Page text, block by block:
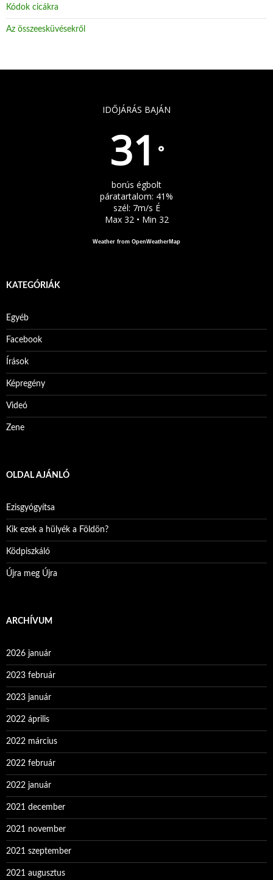
Kódok cicákra
Az összeesküvésekről
IDŐJÁRÁS BAJÁN
31 °
borús égbolt
páratartalom: 41%
szél: 7m/s É
Max 32 • Min 32
Weather from OpenWeatherMap
KATEGÓRIÁK
Egyéb
Facebook
Írások
Képregény
Videó
Zene
OLDAL AJÁNLÓ
Ezisgyógyítsa
Kik ezek a hülyék a Földön?
Ködpiszkáló
Újra meg Újra
ARCHÍVUM
2026 január
2023 február
2023 január
2022 április
2022 március
2022 február
2022 január
2021 december
2021 november
2021 szeptember
2021 augusztus